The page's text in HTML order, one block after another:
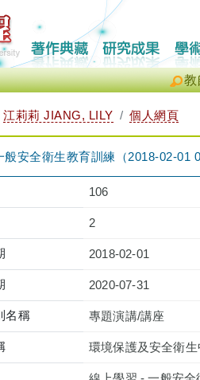
教
江莉莉 JIANG, LILY 個人網頁
般安全衛生教育訓練（2018-02-01
106
2
2018-02-01
2020-07-31
名稱 專題演講/講座
環境保護及安全衛生